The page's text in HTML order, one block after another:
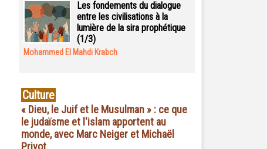
Les fondements du dialogue
entre les civilisations à la
lumière de la sira prophétique
(1/3)
Mohammed El Mahdi Krabch
Culture
« Dieu, le Juif et le Musulman » : ce que
le judaïsme et l'islam apportent au
monde, avec Marc Neiger et Michaël
Privot